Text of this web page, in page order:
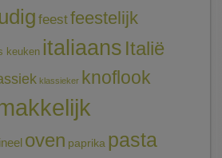
feestfeestelijk
keuken italiaans Italië
klassieker knoflook
oven paprika pasta